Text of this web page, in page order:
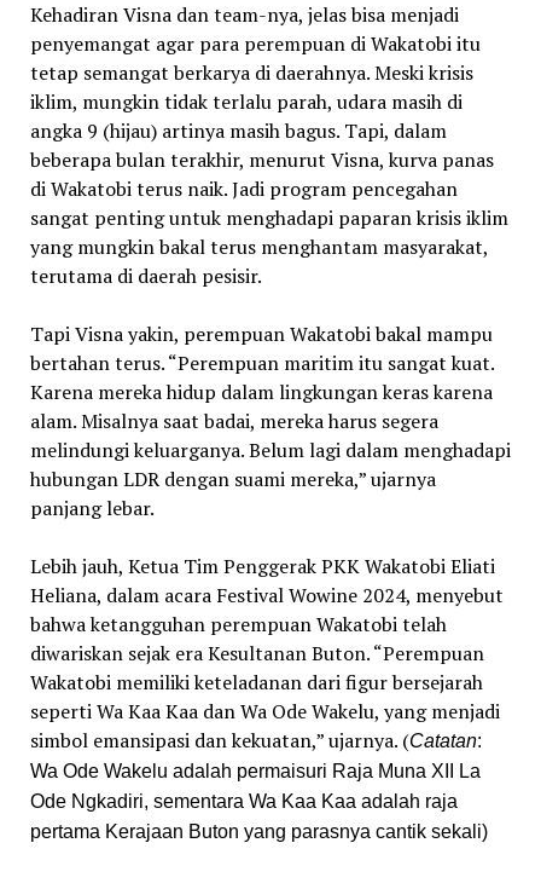
Kehadiran Visna dan team-nya, jelas bisa menjadi
penyemangat agar para perempuan di Wakatobi itu
tetap semangat berkarya di daerahnya. Meski krisis
iklim, mungkin tidak terlalu parah, udara masih di
angka 9 (hijau) artinya masih bagus. Tapi, dalam
beberapa bulan terakhir, menurut Visna, kurva panas
di Wakatobi terus naik. Jadi program pencegahan
sangat penting untuk menghadapi paparan krisis iklim
yang mungkin bakal terus menghantam masyarakat,
terutama di daerah pesisir.
Tapi Visna yakin, perempuan Wakatobi bakal mampu
bertahan terus. “Perempuan maritim itu sangat kuat.
Karena mereka hidup dalam lingkungan keras karena
alam. Misalnya saat badai, mereka harus segera
melindungi keluarganya. Belum lagi dalam menghadapi
hubungan LDR dengan suami mereka,” ujarnya
panjang lebar.
Lebih jauh, Ketua Tim Penggerak PKK Wakatobi Eliati
Heliana, dalam acara Festival Wowine 2024, menyebut
bahwa ketangguhan perempuan Wakatobi telah
diwariskan sejak era Kesultanan Buton. “Perempuan
Wakatobi memiliki keteladanan dari figur bersejarah
seperti Wa Kaa Kaa dan Wa Ode Wakelu, yang menjadi
simbol emansipasi dan kekuatan,” ujarnya. (Catatan:
Wa Ode Wakelu adalah permaisuri Raja Muna XII La
Ode Ngkadiri, sementara Wa Kaa Kaa adalah raja
pertama Kerajaan Buton yang parasnya cantik sekali)